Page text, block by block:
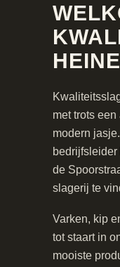
met trots
modern
de
slagerij te
Varken, kip
tot staart in
mooiste